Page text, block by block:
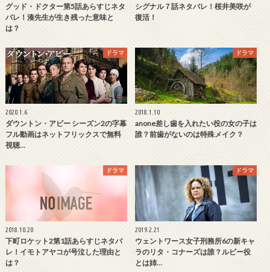
グッド・ドクター第5話あらすじネタ
バレ！湊先生が生き残った意味と
は？
シグナル７話ネタバレ！桜井美咲が
復活！
ドラマ
2020.1.6
ダウントン・アビー シーズン2の字幕
フル動画はネットフリックスで無料
視聴…
ドラマ
2018.1.10
anone差し歯を入れたい役の女の子は
誰？前歯がないのは特殊メイク？
ドラマ
2018.10.20
下町ロケット2第1話あらすじネタバ
レ！イモトアヤコが号泣した理由と
は？
ドラマ
2019.2.21
ウェントワース女子刑務所6の新キャ
ラのリタ・コナーズは誰？ルビー役
とは姉…